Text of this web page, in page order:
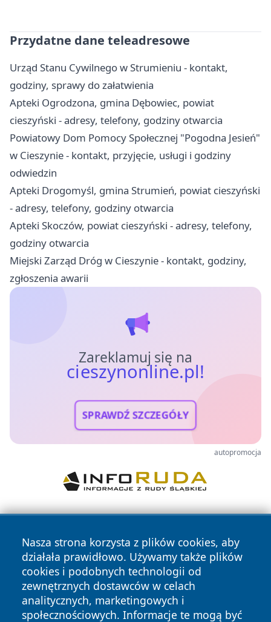
Przydatne dane teleadresowe
Urząd Stanu Cywilnego w Strumieniu - kontakt,
godziny, sprawy do załatwienia
Apteki Ogrodzona, gmina Dębowiec, powiat
cieszyński - adresy, telefony, godziny otwarcia
Powiatowy Dom Pomocy Społecznej "Pogodna Jesień"
w Cieszynie - kontakt, przyjęcie, usługi i godziny
odwiedzin
Apteki Drogomyśl, gmina Strumień, powiat cieszyński
- adresy, telefony, godziny otwarcia
Apteki Skoczów, powiat cieszyński - adresy, telefony,
godziny otwarcia
Miejski Zarząd Dróg w Cieszynie - kontakt, godziny,
zgłoszenia awarii
Zareklamuj się na
cieszynonline.pl!
SPRAWDŹ SZCZEGÓŁY
autopromocja
Nasza strona korzysta z plików cookies, aby
działała prawidłowo. Używamy także plików
cookies i podobnych technologii od
zewnętrznych dostawców w celach
analitycznych, marketingowych i
społecznościowych. Informacje te mogą być
Copyright © 2026 cieszynonline.pl Wszystkie prawa
zastrzeżone.